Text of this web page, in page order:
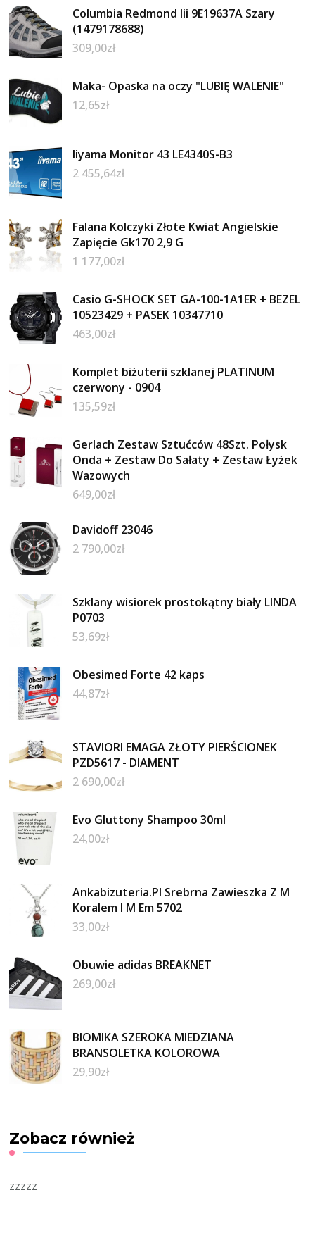
Columbia Redmond Iii 9E19637A Szary
(1479178688)
309,00zł
Maka- Opaska na oczy "LUBIĘ WALENIE"
12,65zł
Iiyama Monitor 43 LE4340S-B3
2 455,64zł
Falana Kolczyki Złote Kwiat Angielskie
Zapięcie Gk170 2,9 G
1 177,00zł
Casio G-SHOCK SET GA-100-1A1ER + BEZEL
10523429 + PASEK 10347710
463,00zł
Komplet biżuterii szklanej PLATINUM
czerwony - 0904
135,59zł
Gerlach Zestaw Sztućców 48Szt. Połysk
Onda + Zestaw Do Sałaty + Zestaw Łyżek
Wazowych
649,00zł
Davidoff 23046
2 790,00zł
Szklany wisiorek prostokątny biały LINDA
P0703
53,69zł
Obesimed Forte 42 kaps
44,87zł
STAVIORI EMAGA ZŁOTY PIERŚCIONEK
PZD5617 - DIAMENT
2 690,00zł
Evo Gluttony Shampoo 30ml
24,00zł
Ankabizuteria.Pl Srebrna Zawieszka Z M
Koralem I M Em 5702
33,00zł
Obuwie adidas BREAKNET
269,00zł
BIOMIKA SZEROKA MIEDZIANA
BRANSOLETKA KOLOROWA
29,90zł
Zobacz również
zzzzz